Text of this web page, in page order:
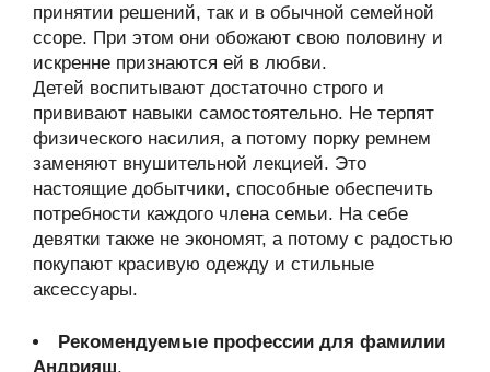
принятии решений, так и в обычной семейной
ссоре. При этом они обожают свою половину и
искренне признаются ей в любви.
Детей воспитывают достаточно строго и
прививают навыки самостоятельно. Не терпят
физического насилия, а потому порку ремнем
заменяют внушительной лекцией. Это
настоящие добытчики, способные обеспечить
потребности каждого члена семьи. На себе
девятки также не экономят, а потому с радостью
покупают красивую одежду и стильные
аксессуары.
Рекомендуемые профессии для фамилии
Андрияш.